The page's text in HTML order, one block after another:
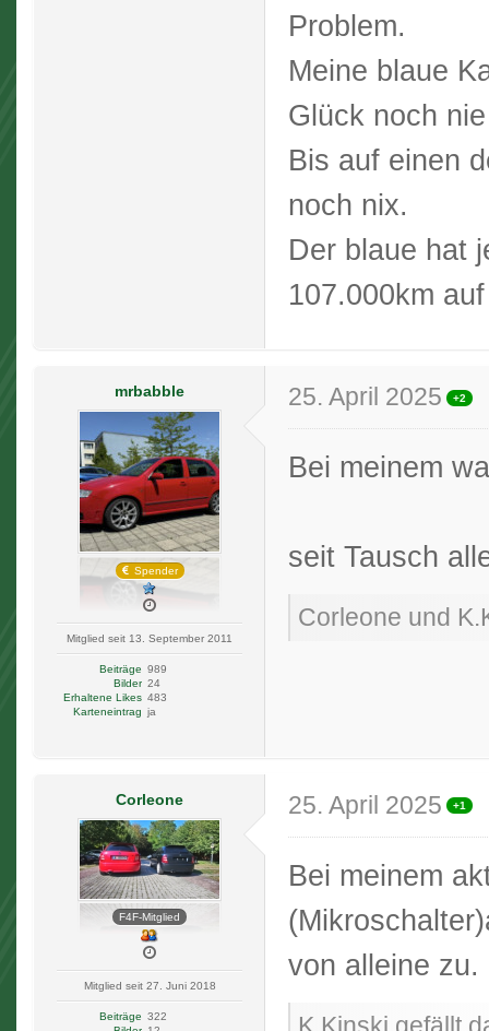
Problem.
Meine blaue
Glück noch
Bis auf einen
noch nix.
Der blaue hat
107.000km
mrbabble
Spender
Mitglied seit 13. September 2011
Beiträge 989
Bilder 24
Erhaltene Likes 483
Karteneintrag ja
25. April 2025 +2
Bei meinem
seit Tausch
Corleone und
Corleone
F4F-Mitglied
Mitglied seit 27. Juni 2018
Beiträge 322
25. April 2025 +1
Bei meinem
von alleine zu.
K.Kinski gefällt